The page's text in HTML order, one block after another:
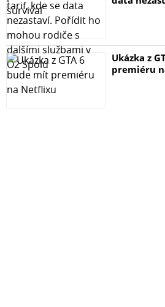
Ukázka z
premiéru